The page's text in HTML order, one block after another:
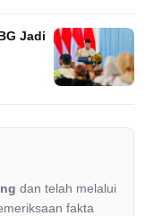
Jadi
dan telah melalui
fakta